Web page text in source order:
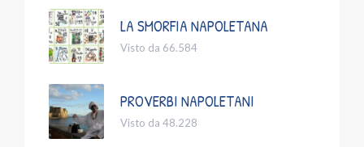
LA SMORFIA NAPOLETANA
Visto da 66.584
PROVERBI NAPOLETANI
Visto da 48.228